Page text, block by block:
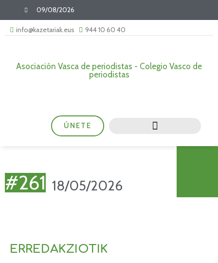
09/08/2026
info@kazetariak.eus 944 10 60 40
Asociación Vasca de periodistas - Colegio Vasco de
periodistas
ÚNETE
#261 18/05/2026
ERREDAKZIOTIK